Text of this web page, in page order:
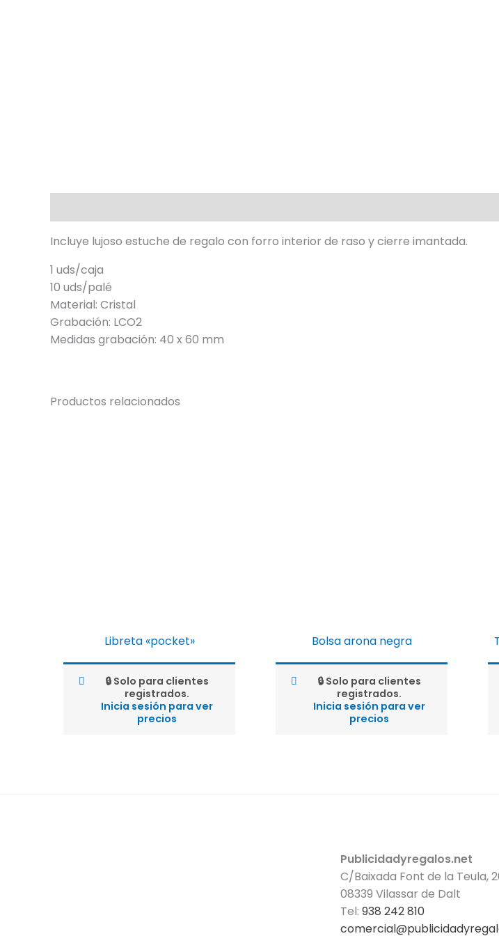
Incluye lujoso estuche de regalo con forro interior de raso y cierre imantada.
1 uds/caja
10 uds/palé
Material: Cristal
Grabación: LCO2
Medidas grabación: 40 x 60 mm
Productos relacionados
Libreta «pocket»
🔒 Solo para clientes
registrados.
Inicia sesión para ver
precios
Bolsa arona negra
🔒 Solo para clientes
registrados.
Inicia sesión para ver
precios
Publicidadyregalos.net
C/Baixada Font de la Teula,
08339 Vilassar de Dalt
Tel: 938 242 810